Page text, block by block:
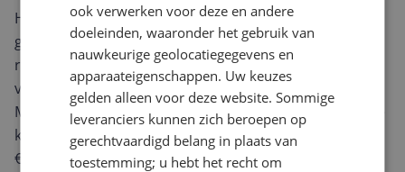
Heb jij dit product in bezit en wil je graag je mening
geven? Start dan hieronder met het schrijven van je
review. Afhankelijk van de details duurt het schrijven
van een review gemiddeld tussen de 3 en 10 minuten.
Met jouw mening help je andere bezoekers een betere
keuze te maken én maak je iedere maand kans op
€250,-!
Klik hier voor de actievoorwaarden.
ook verwerken voor deze en andere
doeleinden, waaronder het gebruik van
nauwkeurige geolocatiegegevens en
apparaateigenschappen. Uw keuzes
gelden alleen voor deze website. Sommige
leveranciers kunnen zich beroepen op
gerechtvaardigd belang in plaats van
toestemming; u hebt het recht om